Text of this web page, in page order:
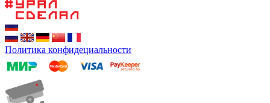
Политика конфидециальности